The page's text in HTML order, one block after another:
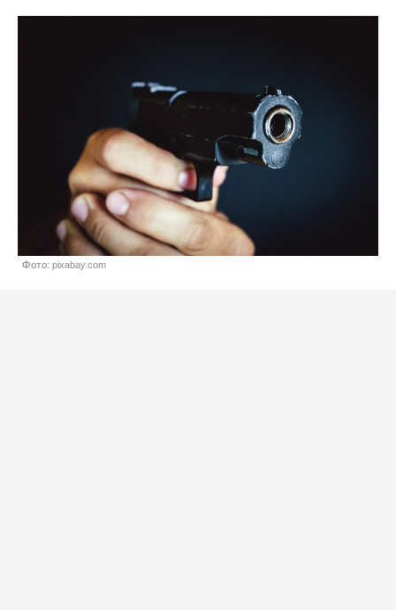
Фото: pixabay.com